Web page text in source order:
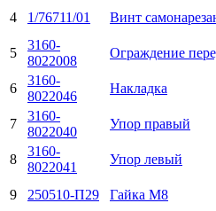
4
1/76711/01 Винт
5
3160-
8022008
Ограждение
6
3160-
8022046
Накладка
7
3160-
8022040
Упор правый
8
3160-
8022041
Упор левый
9
250510-П29 Гайка М8